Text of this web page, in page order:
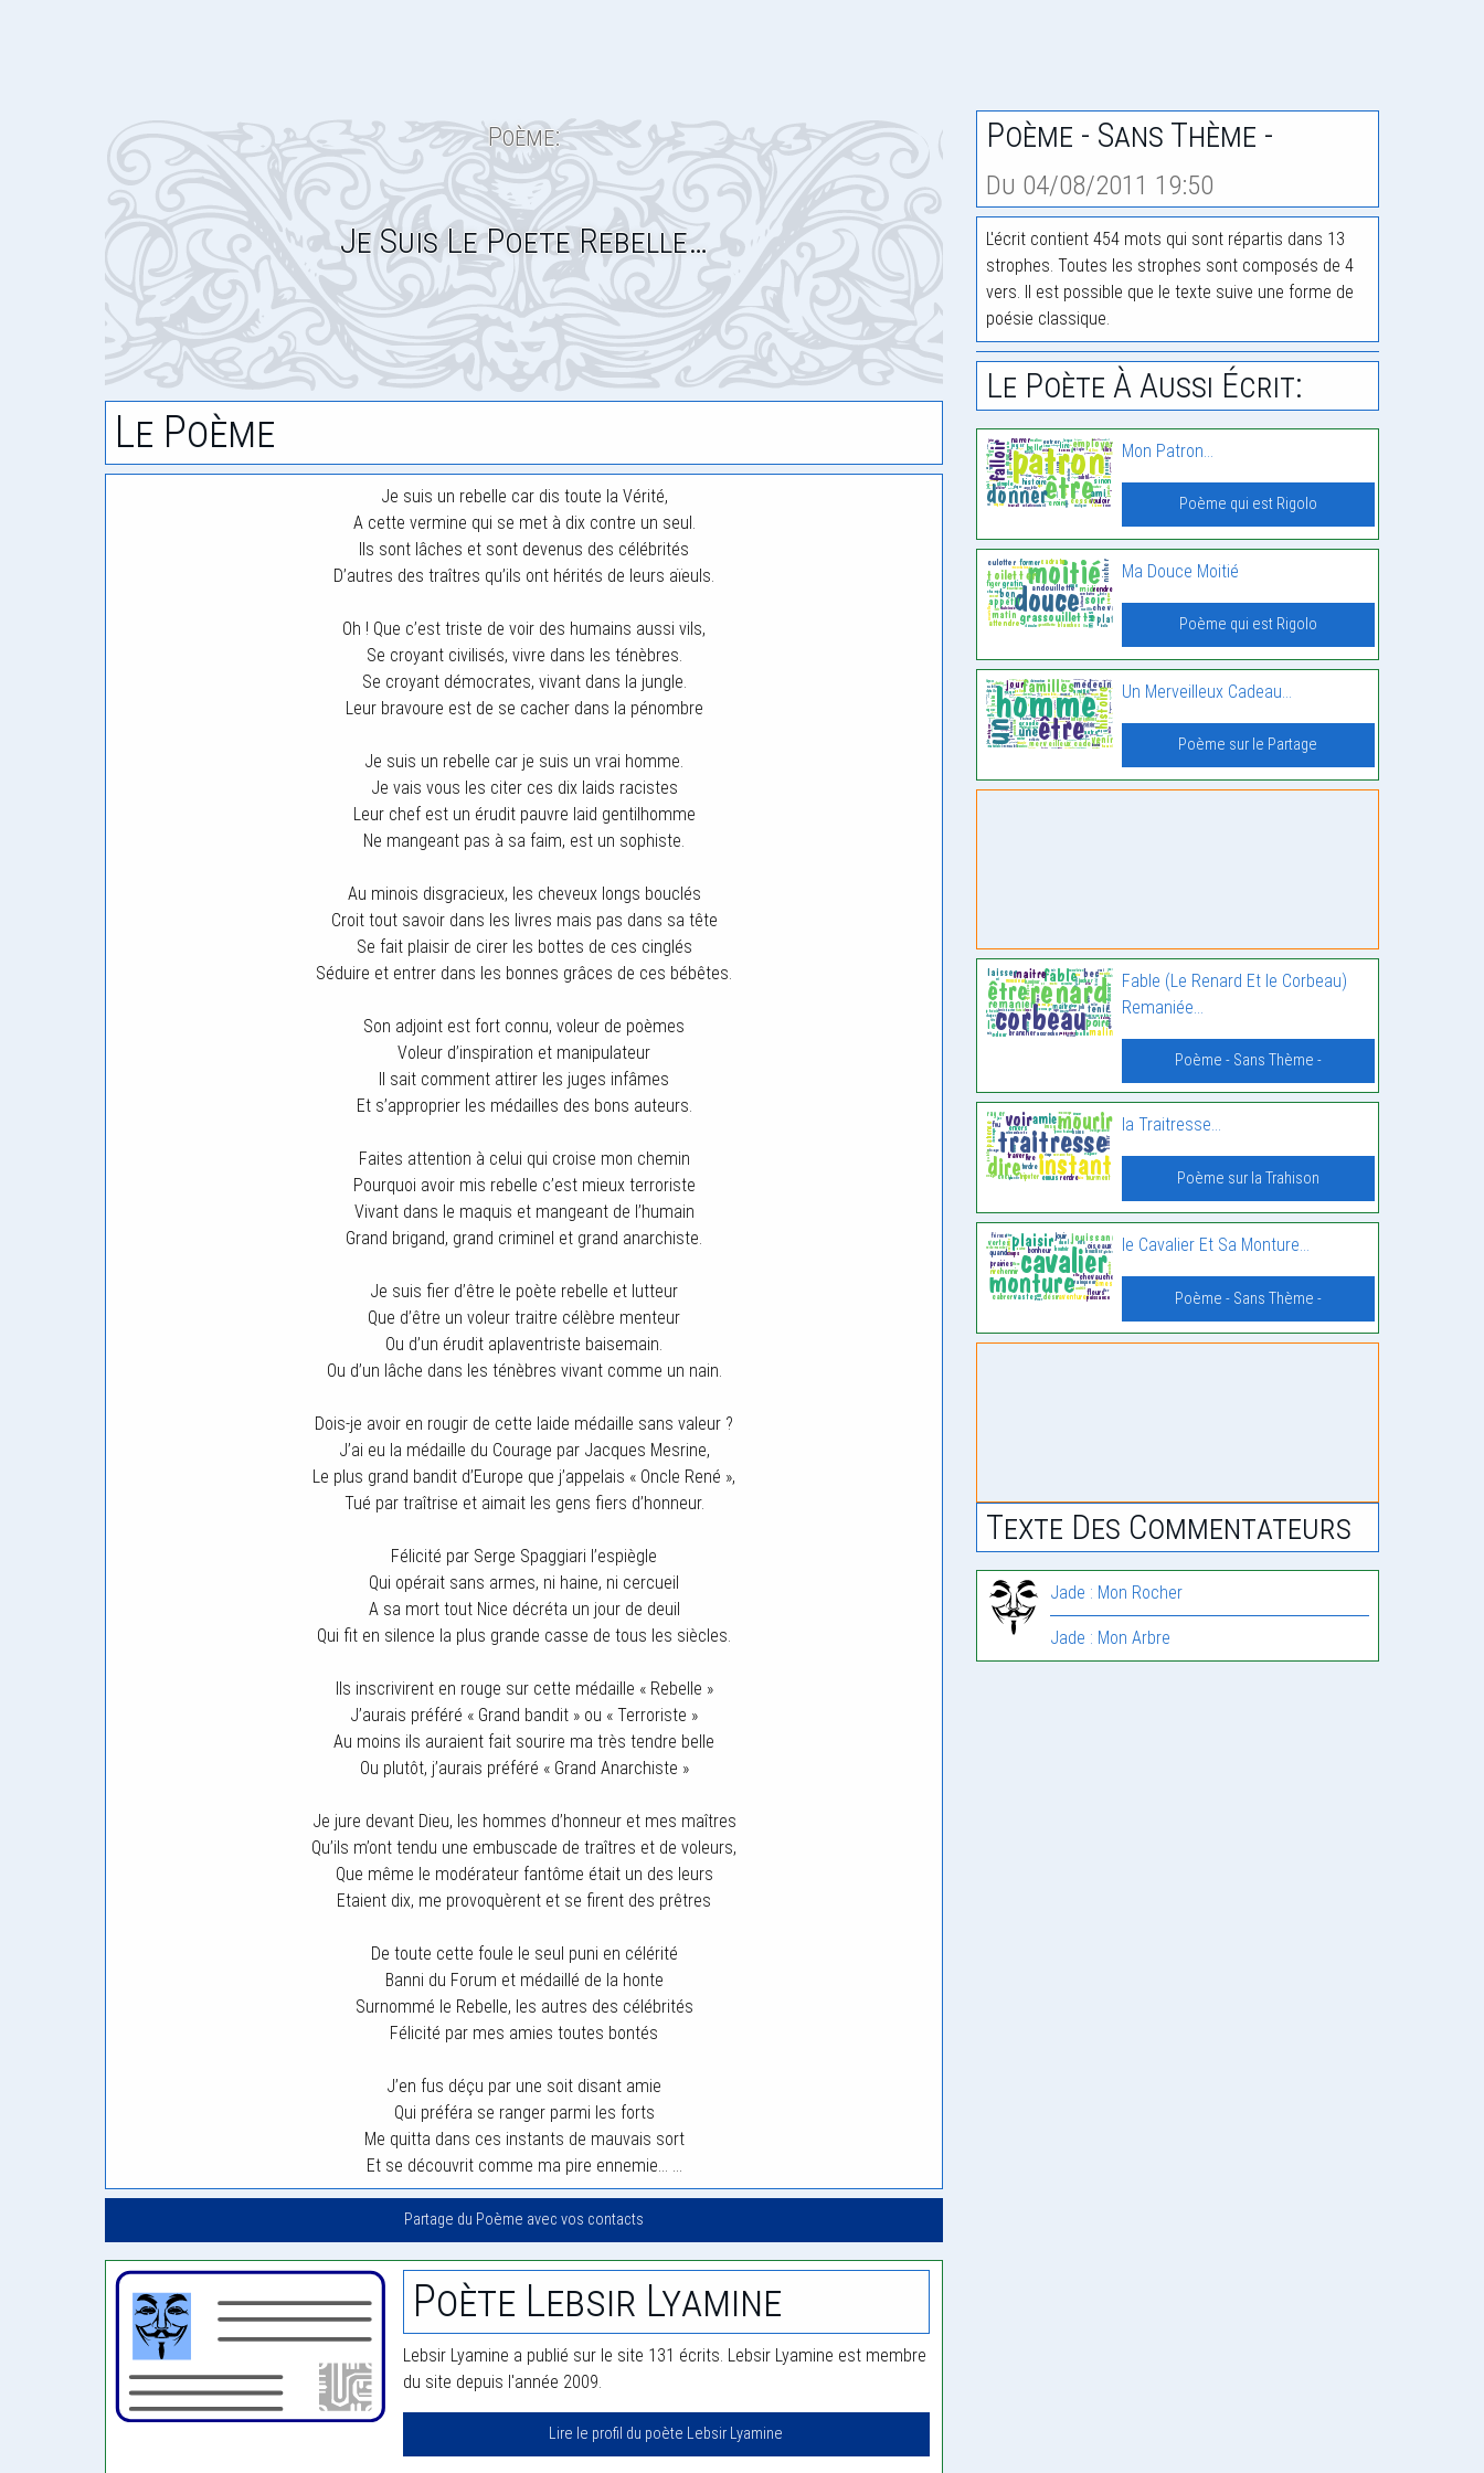
Poème:
Je Suis Le Poete Rebelle…
Le Poème
Je suis un rebelle car dis toute la Vérité,
A cette vermine qui se met à dix contre un seul.
Ils sont lâches et sont devenus des célébrités
D’autres des traîtres qu’ils ont hérités de leurs aïeuls.
Oh ! Que c’est triste de voir des humains aussi vils,
Se croyant civilisés, vivre dans les ténèbres.
Se croyant démocrates, vivant dans la jungle.
Leur bravoure est de se cacher dans la pénombre
Je suis un rebelle car je suis un vrai homme.
Je vais vous les citer ces dix laids racistes
Leur chef est un érudit pauvre laid gentilhomme
Ne mangeant pas à sa faim, est un sophiste.
Au minois disgracieux, les cheveux longs bouclés
Croit tout savoir dans les livres mais pas dans sa tête
Se fait plaisir de cirer les bottes de ces cinglés
Séduire et entrer dans les bonnes grâces de ces bébêtes.
Son adjoint est fort connu, voleur de poèmes
Voleur d’inspiration et manipulateur
Il sait comment attirer les juges infâmes
Et s’approprier les médailles des bons auteurs.
Faites attention à celui qui croise mon chemin
Pourquoi avoir mis rebelle c’est mieux terroriste
Vivant dans le maquis et mangeant de l’humain
Grand brigand, grand criminel et grand anarchiste.
Je suis fier d’être le poète rebelle et lutteur
Que d’être un voleur traitre célèbre menteur
Ou d’un érudit aplaventriste baisemain.
Ou d’un lâche dans les ténèbres vivant comme un nain.
Dois-je avoir en rougir de cette laide médaille sans valeur ?
J’ai eu la médaille du Courage par Jacques Mesrine,
Le plus grand bandit d’Europe que j’appelais « Oncle René »,
Tué par traîtrise et aimait les gens fiers d’honneur.
Félicité par Serge Spaggiari l’espiègle
Qui opérait sans armes, ni haine, ni cercueil
A sa mort tout Nice décréta un jour de deuil
Qui fit en silence la plus grande casse de tous les siècles.
Ils inscrivirent en rouge sur cette médaille « Rebelle »
J’aurais préféré « Grand bandit » ou « Terroriste »
Au moins ils auraient fait sourire ma très tendre belle
Ou plutôt, j’aurais préféré « Grand Anarchiste »
Je jure devant Dieu, les hommes d’honneur et mes maîtres
Qu’ils m’ont tendu une embuscade de traîtres et de voleurs,
Que même le modérateur fantôme était un des leurs
Etaient dix, me provoquèrent et se firent des prêtres
De toute cette foule le seul puni en célérité
Banni du Forum et médaillé de la honte
Surnommé le Rebelle, les autres des célébrités
Félicité par mes amies toutes bontés
J’en fus déçu par une soit disant amie
Qui préféra se ranger parmi les forts
Me quitta dans ces instants de mauvais sort
Et se découvrit comme ma pire ennemie… …
Partage du Poème avec vos contacts
Poète Lebsir Lyamine
Lebsir Lyamine a publié sur le site 131 écrits. Lebsir Lyamine est membre
du site depuis l'année 2009.
Lire le profil du poète Lebsir Lyamine
Poème - Sans Thème -
Du 04/08/2011 19:50
L'écrit contient 454 mots qui sont répartis dans 13
strophes. Toutes les strophes sont composés de 4
vers. Il est possible que le texte suive une forme de
poésie classique.
Le Poète À Aussi Écrit:
Mon Patron…
Poème qui est Rigolo
Ma Douce Moitié
Poème qui est Rigolo
Un Merveilleux Cadeau…
Poème sur le Partage
Fable (Le Renard Et le Corbeau)
Remaniée…
Poème - Sans Thème -
la Traitresse…
Poème sur la Trahison
le Cavalier Et Sa Monture…
Poème - Sans Thème -
Texte Des Commentateurs
Jade : Mon Rocher
Jade : Mon Arbre